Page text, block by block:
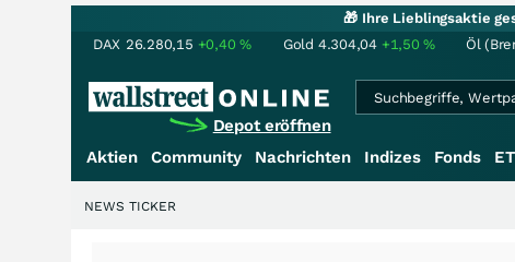
🎁 Ihre Lieblingsaktie
DAX 26.280,15 +0,40% Gold 4.304,04 +1,50% Öl
Depot eröffnen
Aktien Community Nachrichten Indizes Fonds
NEWS TICKER